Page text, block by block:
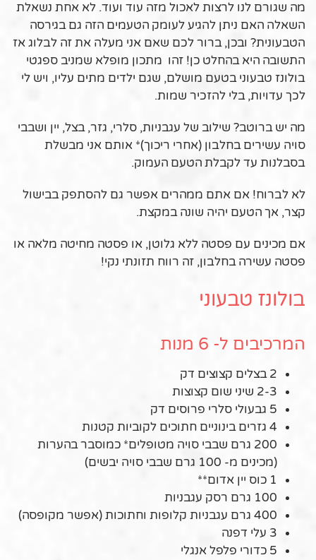
מה שגורם לנו לרצות לאכול מזה עוד ועוד. לא אחת נשאלת
השאלה האם ניתן להגיע לעומק הטעמים הזה גם בגירסה
הטבעונית? ובכן, ברור לכם שאם אני מעלה את זה לבלוג אז
התשובה היא בהחלט כן! זהו מתכון מופלא שמניב ספגטי
בולונז טבעוני בטעם מושלם, שגם ילדים מתים עליו, ויש לי
לכך עדויות, בלי להזכיר שמות.
מה יש ברוטב? שילוב של עגבניות, סלרי, גזר, בצל, יין ושבבי
סויה עשירים בחלבון (אחרי ריכוך)* אותם אני מבשלת
בסבלנות עד לקבלת הטעם העמוק.
לא לברוח! אם אתם ממהרים אפשר גם להסתפק בבישול
קצר, אך הטעם יהיה שונה במקצת.
אם מכינים עם פסטה ללא גלוטן, או פסטה מחיטה מלאה או
פסטה עשירה בחלבון, זה רווח תזונתי נקי!
בולונז טבעוני
המרכיבים ל- 6 מנות
2 בצלים קצוצים דק
2-3 שיני שום קצוצות
5 גבעולי סלרי פרוסים דק
4 גזרים בינוניים חתוכים לקוביות קטנות
200 גרם שבבי סויה מטופלים* כמוסבר בהערות
(מכינים מ- 100 גרם שבבי סויה יבשים)
1 כוס יין אדום**
100 גרם רסק עגבניות
400 גרם עגבניות קלופות וחתוכות (אפשר מקופסה)
3 עלי דפנה
5 כדורי פלפל אנגלי